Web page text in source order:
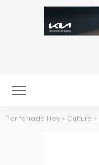
Ponferrada Hoy > Cultura >